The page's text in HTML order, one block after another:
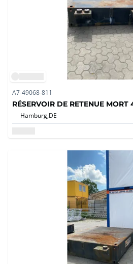
A7-49068-811
RÉSERVOIR DE RETENUE MORT
Hamburg,DE